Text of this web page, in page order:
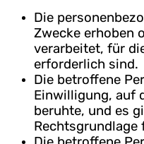
Die
Zwecke erhoben
verarbeitet, für
erforderlich sind.
Die betroffene
Einwilligung, auf
beruhte, und es
Rechtsgrundlage